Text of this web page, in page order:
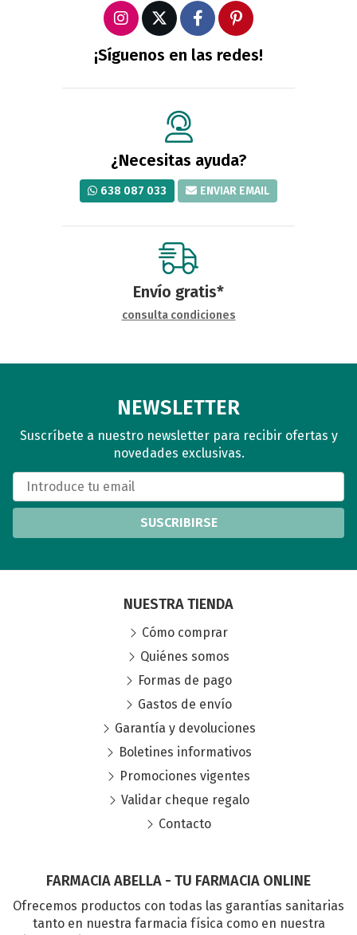
¡Síguenos en las redes!
¿Necesitas ayuda?
638 087 033 ENVIAR EMAIL
Envío gratis*
consulta condiciones
NEWSLETTER
Suscríbete a nuestro newsletter para recibir ofertas y
novedades exclusivas.
SUSCRIBIRSE
FARMACIA ABELLA - TU FARMACIA ONLINE
Ofrecemos productos con todas las garantías sanitarias
tanto en nuestra farmacia física como en nuestra
NUESTRA TIENDA
Cómo comprar
Quiénes somos
Formas de pago
Gastos de envío
Garantía y devoluciones
Boletines informativos
Promociones vigentes
Validar cheque regalo
Contacto